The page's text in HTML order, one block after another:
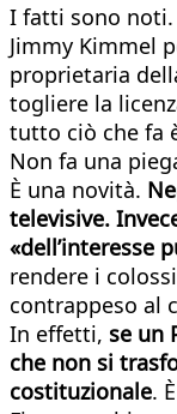
I fatti sono noti.
Jimmy Kimmel
proprietaria
togliere la
tutto ciò che fa
Non fa una
È una novità.
televisive.
«dell’interesse
rendere i
contrappeso al
In effetti, se un
che non si
costituzionale.